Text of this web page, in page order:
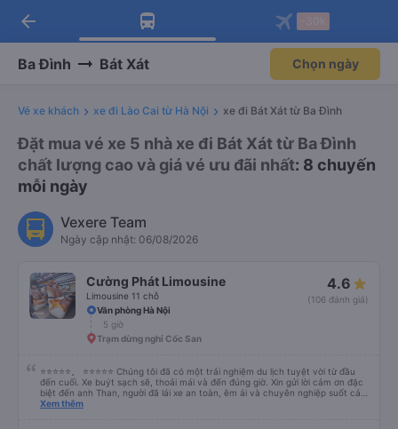
Tải app Vexere ngay!
Nhận ưu đãi thành viên độc
Mở app
Tải app Vexere
-30k/ghế khi đặt vé máy bay qua
Mở app
arrow_back
Ba Đình Bát Xát Chọn ngày
Vé xe khách xe đi Lào Cai từ Hà Nội xe đi Bát Xát từ Ba Đình
Đặt mua vé xe 5 nhà xe đi Bát Xát từ Ba Đình
chất lượng cao và giá vé ưu đãi nhất: 8 chuyến
mỗi ngày
Vexere Team
Ngày cập nhật: 06/08/2026
Cường Phát Limousine
Limousine 11 chỗ
4.6
(106 đánh giá)
Văn phòng Hà Nội
5 giờ
Trạm dừng nghỉ Cốc San
⭐⭐⭐⭐⭐。 ⭐⭐⭐⭐⭐ Chúng tôi đã có một trải nghiệm du lịch tuyệt vời từ đầu
đến cuối. Xe buýt sạch sẽ, thoải mái và đến đúng giờ. Xin gửi lời cảm ơn đặc
biệt đến anh Than, người đã lái xe an toàn, êm ái và chuyên nghiệp suốt cả
hành trình. Sự cẩn thận của anh ấy khiến chúng tôi cảm thấy thoải mái và
Xem thêm